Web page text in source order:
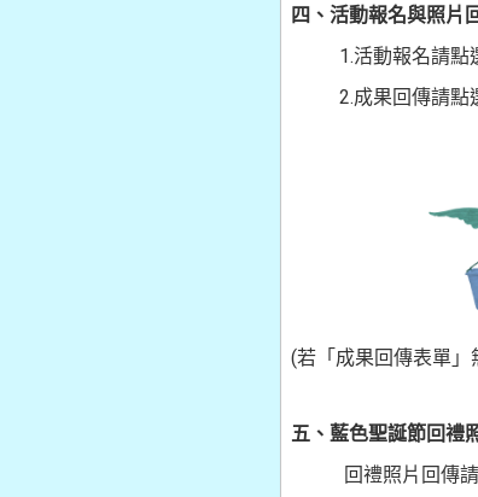
四、活動報名與照片
1.活動報名請點
2.成果回傳請點
(若「成果回傳表單」
五、藍色聖誕節回禮
回禮照片回傳請